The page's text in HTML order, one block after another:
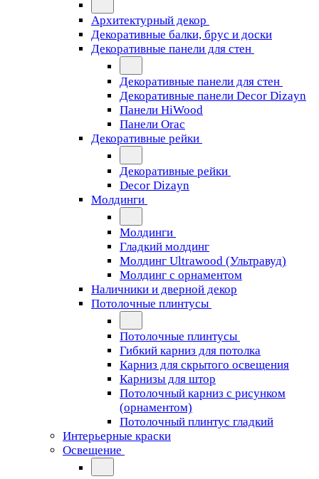
Архитектурный декор
Декоративные балки, брус и доски
Декоративные панели для стен
Декоративные панели для стен
Декоративные панели Decor Dizayn
Панели HiWood
Панели Orac
Декоративные рейки
Декоративные рейки
Decor Dizayn
Молдинги
Молдинги
Гладкий молдинг
Молдинг Ultrawood (Ультравуд)
Молдинг с орнаментом
Наличники и дверной декор
Потолочные плинтусы
Потолочные плинтусы
Гибкий карниз для потолка
Карниз для скрытого освещения
Карнизы для штор
Потолочный карниз с рисунком
(орнаментом)
Потолочный плинтус гладкий
Интерьерные краски
Освещение